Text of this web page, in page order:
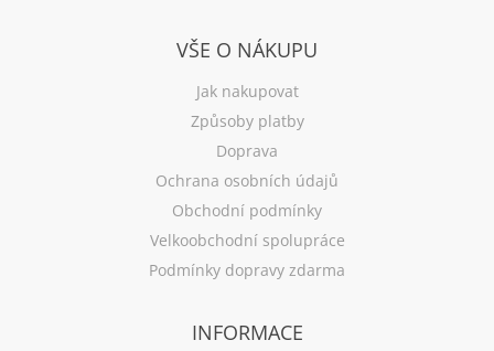
VŠE O NÁKUPU
Jak nakupovat
Způsoby platby
Doprava
Ochrana osobních údajů
Obchodní podmínky
Velkoobchodní spolupráce
Podmínky dopravy zdarma
INFORMACE